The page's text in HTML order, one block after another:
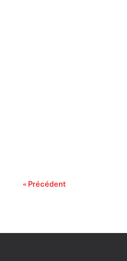
« Précédent